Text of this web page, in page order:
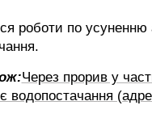
роботи по усуненню
Через прорив у
водопостачання